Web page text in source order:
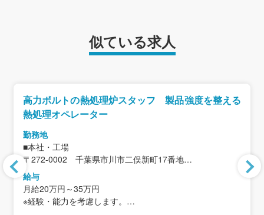
似ている求人
高力ボルトの熱処理炉スタッフ 製品強度を整える
熱処理オペレーター
勤務地
■本社・工場
〒272-0002 千葉県市川市二俣新町17番地
＜アクセス＞
JR京葉線「二俣新町駅」から徒歩12分
※車・バイク通勤可
※JR「西船橋駅」より無料送迎バスあり
給与
月給20万円～35万円
※経験・能力を考慮します。